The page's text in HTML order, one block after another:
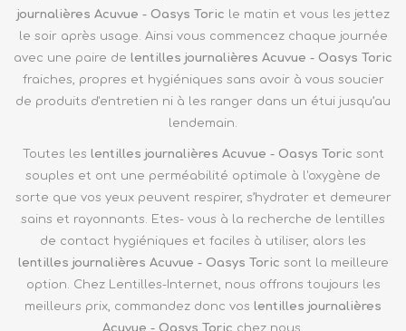
journalières Acuvue - Oasys Toric le matin et vous les jettez
le soir après usage. Ainsi vous commencez chaque journée
avec une paire de lentilles journalières Acuvue - Oasys Toric
fraiches, propres et hygiéniques sans avoir à vous soucier
de produits d'entretien ni à les ranger dans un étui jusqu’au
lendemain.
Toutes les lentilles journalières Acuvue - Oasys Toric sont
souples et ont une perméabilité optimale à l'oxygène de
sorte que vos yeux peuvent respirer, s’hydrater et demeurer
sains et rayonnants. Etes- vous à la recherche de lentilles
de contact hygiéniques et faciles à utiliser, alors les
lentilles journalières Acuvue - Oasys Toric sont la meilleure
option. Chez Lentilles-Internet, nous offrons toujours les
meilleurs prix, commandez donc vos lentilles journalières
Acuvue - Oasys Toric chez nous.